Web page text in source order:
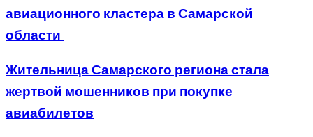
авиационного кластера в Самарской
области
Жительница Самарского региона стала
жертвой мошенников при покупке
авиабилетов